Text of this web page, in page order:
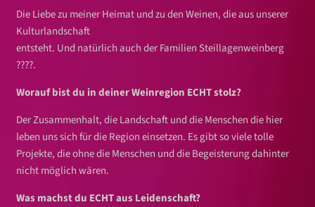
Die Liebe zu meiner Heimat und zu den Weinen, die aus unserer
Kulturlandschaft
entsteht. Und natürlich auch der Familien Steillagenweinberg
????.
Worauf bist du in deiner Weinregion ECHT stolz?
Der Zusammenhalt, die Landschaft und die Menschen die hier
leben uns sich für die Region einsetzen. Es gibt so viele tolle
Projekte, die ohne die Menschen und die Begeisterung dahinter
nicht möglich wären.
Was machst du ECHT aus Leidenschaft?